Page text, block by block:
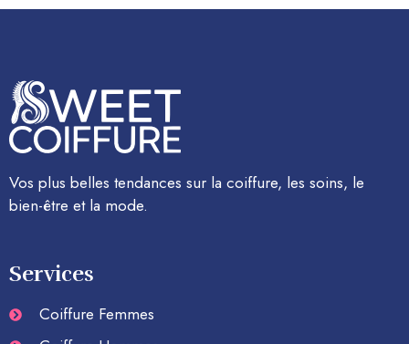
Vos plus belles tendances sur la coiffure, les soins, le
bien-être et la mode.
Services
Coiffure Femmes